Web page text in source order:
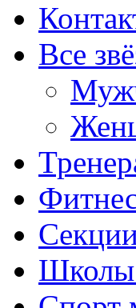
Все
Школы